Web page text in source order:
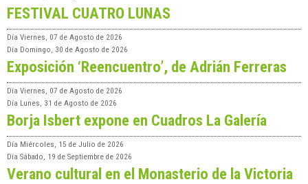
FESTIVAL CUATRO LUNAS
Día Viernes, 07 de Agosto de 2026
Día Domingo, 30 de Agosto de 2026
Exposición ‘Reencuentro’, de Adrián Ferreras
Día Viernes, 07 de Agosto de 2026
Día Lunes, 31 de Agosto de 2026
Borja Isbert expone en Cuadros La Galería
Día Miércoles, 15 de Julio de 2026
Día Sábado, 19 de Septiembre de 2026
Verano cultural en el Monasterio de la Victoria